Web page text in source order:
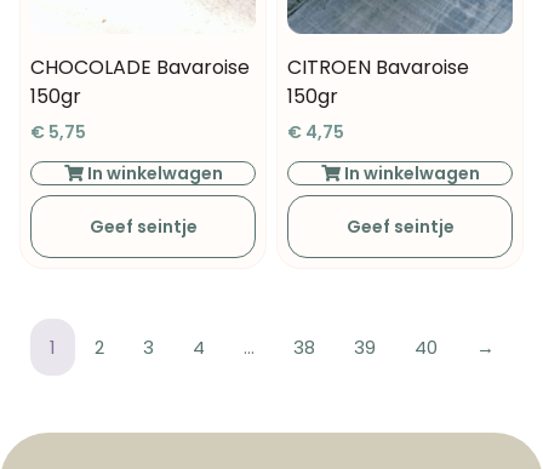
CHOCOLADE Bavaroise
150gr
€ 5,75
In winkelwagen
Geef seintje
CITROEN Bavaroise
150gr
€ 4,75
In winkelwagen
Geef seintje
1 2 3 4 … 38 39 40 →